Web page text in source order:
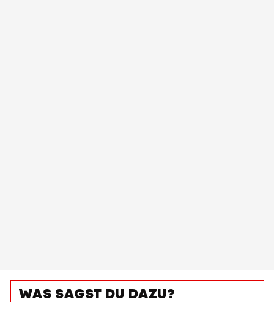
WAS SAGST DU DAZU?